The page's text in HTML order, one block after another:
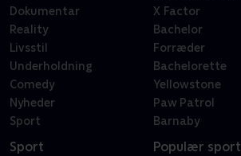
Dokumentar
Reality
Livsstil
Underholdning
Comedy
Nyheder
Sport
X Factor
Bachelor
Forræder
Bachelorette
Yellowstone
Paw Patrol
Barnaby
Sport Populær sport